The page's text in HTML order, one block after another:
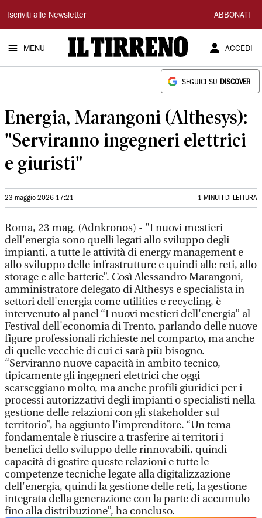
Il
Tirreno
Iscriviti alle Newsletter ABBONATI
MENU ACCEDI
SEGUICI SU DISCOVER
Energia, Marangoni (Althesys):
"Serviranno ingegneri elettrici
e giuristi"
23 maggio 2026 17:21 1 MINUTI DI LETTURA
Roma, 23 mag. (Adnkronos) - "I nuovi mestieri
dell'energia sono quelli legati allo sviluppo degli
impianti, a tutte le attività di energy management e
allo sviluppo delle infrastrutture e quindi alle reti, allo
storage e alle batterie”. Così Alessandro Marangoni,
amministratore delegato di Althesys e specialista in
settori dell'energia come utilities e recycling, è
intervenuto al panel “I nuovi mestieri dell'energia” al
Festival dell'economia di Trento, parlando delle nuove
figure professionali richieste nel comparto, ma anche
di quelle vecchie di cui ci sarà più bisogno.
“Serviranno nuove capacità in ambito tecnico,
tipicamente gli ingegneri elettrici che oggi
scarseggiano molto, ma anche profili giuridici per i
processi autorizzativi degli impianti o specialisti nella
gestione delle relazioni con gli stakeholder sul
territorio”, ha aggiunto l'imprenditore. “Un tema
fondamentale è riuscire a trasferire ai territori i
benefici dello sviluppo delle rinnovabili, quindi
capacità di gestire queste relazioni e tutte le
competenze tecniche legate alla digitalizzazione
dell'energia, quindi la gestione delle reti, la gestione
integrata della generazione con la parte di accumulo
fino alla distribuzione”, ha concluso.